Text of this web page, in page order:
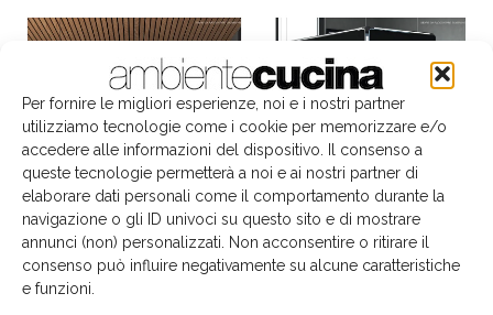
Per fornire le migliori esperienze, noi e i nostri partner
utilizziamo tecnologie come i cookie per memorizzare e/o
accedere alle informazioni del dispositivo. Il consenso a
queste tecnologie permetterà a noi e ai nostri partner di
elaborare dati personali come il comportamento durante la
navigazione o gli ID univoci su questo sito e di mostrare
annunci (non) personalizzati. Non acconsentire o ritirare il
consenso può influire negativamente su alcune caratteristiche
e funzioni.